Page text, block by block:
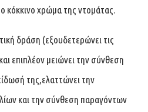
κόκκινο χρώμα της ντομάτας.
δράση (εξουδετερώνει τις
επιπλέον μειώνει την σύνθεση
της,ελαττώνει την
και την σύνθεση παραγόντων